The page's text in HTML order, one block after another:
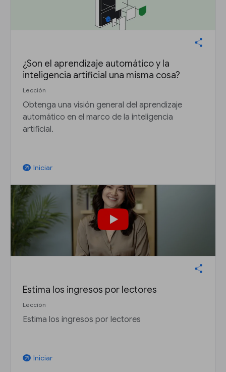
¿Son el aprendizaje automático y la
inteligencia artificial una misma cosa?
Lección
Obtenga una visión general del aprendizaje
automático en el marco de la inteligencia
artificial.
arrow_outward Iniciar
Estima los ingresos por lectores
Lección
Estima los ingresos por lectores
arrow_outward Iniciar